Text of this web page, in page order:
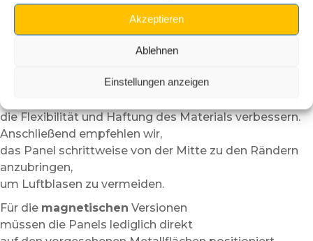
Akzeptieren
Ablehnen
Einstellungen anzeigen
Dank der halbsteifen Struktur des Materials
ist die Montage einfacher und toleranter
kann leichtes Erwärmen mit einem Föhn auf niedriger
Stufe
die Flexibilität und Haftung des Materials verbessern.
Anschließend empfehlen wir,
das Panel schrittweise von der Mitte zu den Rändern
anzubringen,
um Luftblasen zu vermeiden.
Für die magnetischen Versionen
müssen die Panels lediglich direkt